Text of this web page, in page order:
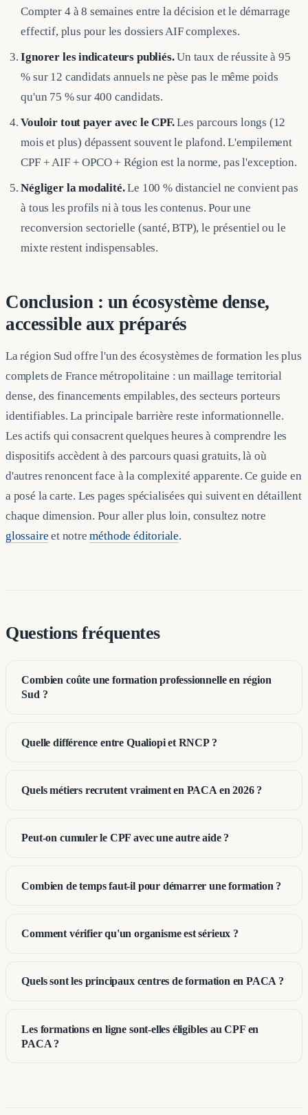
Compter 4 à 8 semaines entre la décision et le démarrage
effectif, plus pour les dossiers AIF complexes.
Ignorer les indicateurs publiés.Un taux de réussite à 95
% sur 12 candidats annuels ne pèse pas le même poids
qu'un 75 % sur 400 candidats.
Vouloir tout payer avec le CPF.Les parcours longs (12
mois et plus) dépassent souvent le plafond. L'empilement
CPF + AIF + OPCO + Région est la norme, pas l'exception.
Négliger la modalité.Le 100 % distanciel ne convient pas
à tous les profils ni à tous les contenus. Pour une
reconversion sectorielle (santé, BTP), le présentiel ou le
mixte restent indispensables.
Conclusion : un écosystème dense,
accessible aux préparés
La région Sud offre l'un des écosystèmes de formation les plus
complets de France métropolitaine : un maillage territorial
dense, des financements empilables, des secteurs porteurs
identifiables. La principale barrière reste informationnelle.
Les actifs qui consacrent quelques heures à comprendre les
dispositifs accèdent à des parcours quasi gratuits, là où
d'autres renoncent face à la complexité apparente. Ce guide en
a posé la carte. Les pages spécialisées qui suivent en détaillent
chaque dimension. Pour aller plus loin, consultez notre
glossaire et notreméthode éditoriale.
Questions fréquentes
Combien coûte une formation professionnelle en région
Sud ?
Quelle différence entre Qualiopi et RNCP ?
Quels métiers recrutent vraiment en PACA en 2026 ?
Peut-on cumuler le CPF avec une autre aide ?
Combien de temps faut-il pour démarrer une formation ?
Comment vérifier qu'un organisme est sérieux ?
Quels sont les principaux centres de formation en PACA ?
Les formations en ligne sont-elles éligibles au CPF en
PACA ?